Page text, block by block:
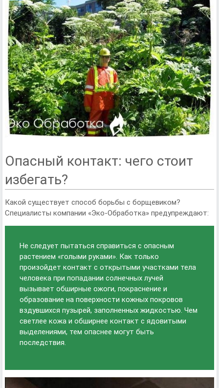
Опасный контакт: чего стоит
избегать?
Какой существует способ борьбы с борщевиком?
Специалисты компании «Эко-Обработка» предупреждают:
Не следует пытаться справиться с опасным
растением «голыми руками». Как только
произойдет контакт с открытыми участками тела
человека при попадании солнечных лучей
вызывает обширные ожоги, покраснение и
образование на поверхности кожных покровов
вздувшихся пузырей, заполненных жидкостью. Чем
светлее кожа и обширнее контакт с ядовитыми
выделениями, тем опаснее могут быть
последствия.